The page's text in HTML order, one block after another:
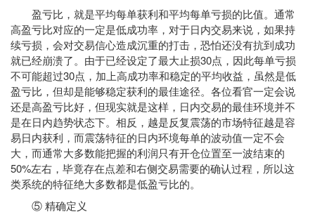
盈亏比，就是平均每单获利和平均每单亏损的比值。通常
高盈亏比对应的一定是低成功率，对于日内交易来说，如果持
续亏损，会对交易信心造成沉重的打击，恐怕还没有抗到成功
就已经崩溃了。由于已经设定了最大止损30点，因此每单亏损
不可能超过30点，加上高成功率和稳定的平均收益，虽然是低
盈亏比，但却是能够稳定获利的最佳途径。各位看官一定会说
还是高盈亏比好，但现实就是这样，日内交易的最佳环境并不
是在日内趋势状态下。相反，越是反复震荡的市场特征越是容
易日内获利，而震荡特征的日内环境每单的波动值一定不会
大，而通常大多数能把握的利润只有开仓位置至一波结束的
50%左右，毕竟存在点差和右侧交易需要的确认过程，所以这
类系统的特征绝大多数都是低盈亏比的。
⑤ 精确定义